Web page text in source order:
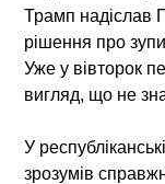
Трамп надіслав
рішення про
Уже у вівторок
вигляд, що не
У
зрозумів